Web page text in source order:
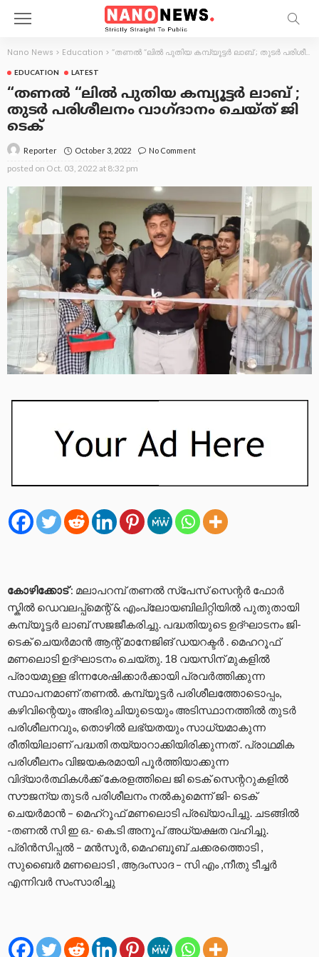
Nano News > Education > “തണൽ “ലിൽ പുതിയ കമ്പ്യൂട്ടർ ലാബ് ; തുടർ പരിശീലനം വാഗ്ദാനം ചെയ്ത് ജി ടെക്
EDUCATION LATEST
“തണൽ “ലിൽ പുതിയ കമ്പ്യൂട്ടർ ലാബ് ;
തുടർ പരിശീലനം വാഗ്ദാനം ചെയ്ത് ജി
ടെക്
Reporter October 3, 2022 No Comment
posted on Oct. 03, 2022 at 8:32 pm
കോഴിക്കോട്: മലാപറമ്പ് തണൽ സ്പേസ് സെന്റർ ഫോർ
സ്കിൽ ഡെവലപ്പ്മെന്റ് & എംപ്ലോയബിലിറ്റിയിൽ പുതുതായി
കമ്പ്യൂട്ടർ ലാബ് സജജീകരിച്ചു. പദ്ധതിയുടെ ഉദ്ഘാടനം ജി-
ടെക് ചെയർമാൻ ആന്റ് മാനേജിങ് ഡയറക്ടർ . മെഹറൂഫ്
മണലൊടി ഉദ്ഘാടനം ചെയ്തു. 18 വയസിന് മുകളിൽ
പ്രായമുള്ള ഭിന്നശേഷിക്കാർക്കായി പ്രവർത്തിക്കുന്ന
സ്ഥാപനമാണ് തണൽ. കമ്പ്യൂട്ടർ പരിശീലത്തോടൊപ്പം,
കഴിവിന്റെയും അഭിരുചിയുടെയും അടിസ്ഥാനത്തിൽ തുടർ
പരിശീലനവും, തൊഴിൽ ലഭ്യതയും സാധ്യമാകുന്ന
രീതിയിലാണ് പദ്ധതി തയ്യാറാക്കിയിരിക്കുന്നത് . പ്രാഥമിക
പരിശീലനം വിജയകരമായി പൂർത്തിയാക്കുന്ന
വിദ്യാർത്ഥികൾക്ക് കേരളത്തിലെ ജി ടെക് സെന്ററുകളിൽ
സൗജന്യ തുടർ പരിശീലനം നൽകുമെന്ന് ജി- ടെക്
ചെയർമാൻ – മെഹ്റൂഫ് മണലൊടി പ്രഖ്യാപിച്ചു. ചടങ്ങിൽ
-തണൽ സി ഇ ഒ.- കെ.ടി അനൂപ് അധ്യക്ഷത വഹിച്ചു.
പ്രിൻസിപ്പൽ – മൻസൂർ, മെഹബൂബ് ചക്കരത്തൊടി ,
സുബൈർ മണലൊടി , ആദംസാദ – സി എം ,നീതു ടീച്ചർ
എന്നിവർ സംസാരിച്ചു